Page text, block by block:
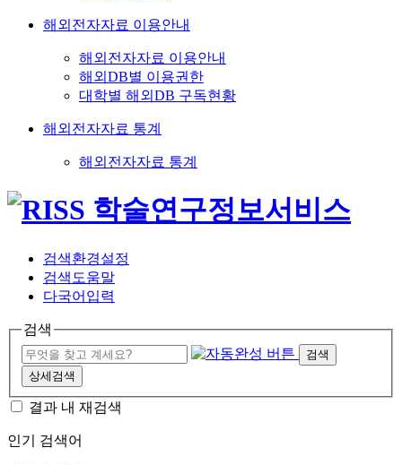
해외전자자료 이용안내
해외전자자료 이용안내
해외DB별 이용권한
대학별 해외DB 구독현황
해외전자자료 통계
해외전자자료 통계
검색환경설정
검색도움말
다국어입력
검색
검색
상세검색
결과 내 재검색
인기 검색어